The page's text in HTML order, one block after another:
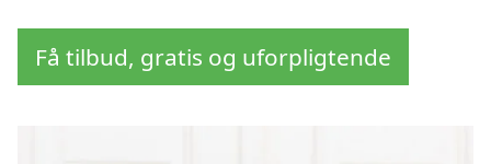
Få tilbud, gratis og uforpligtende